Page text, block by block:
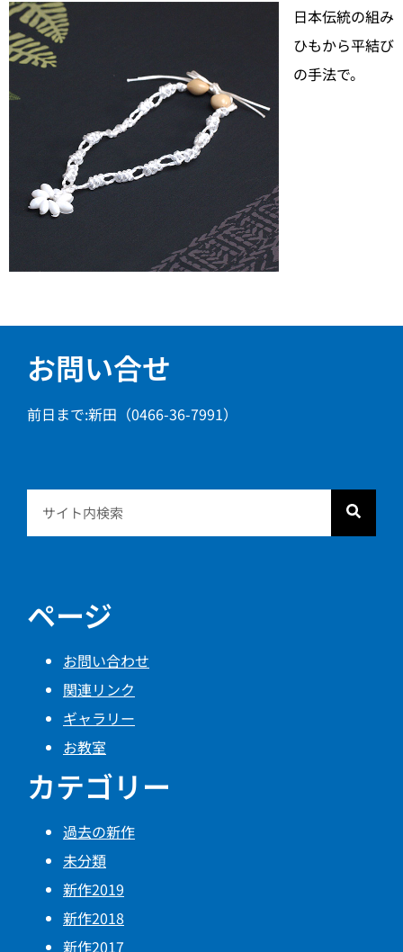
日本伝統の組み
ひもから平結び
の手法で。
お問い合せ
前日まで:新田（0466-36-7991）
ページ
お問い合わせ
関連リンク
ギャラリー
お教室
カテゴリー
過去の新作
未分類
新作2019
新作2018
新作2017